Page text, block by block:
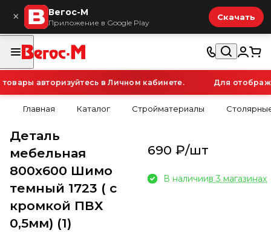
× Вегос-М
Приложение в Google Play
Скачать
авторизуйтесь в Личном кабинете. Для
Главная Каталог Стройматериалы
Деталь
мебельная
800х600 Шимо
темный 1723 ( с
кромкой ПВХ
0,5мм) (1)
690 ₽/шт
В наличиив 3 магазинах